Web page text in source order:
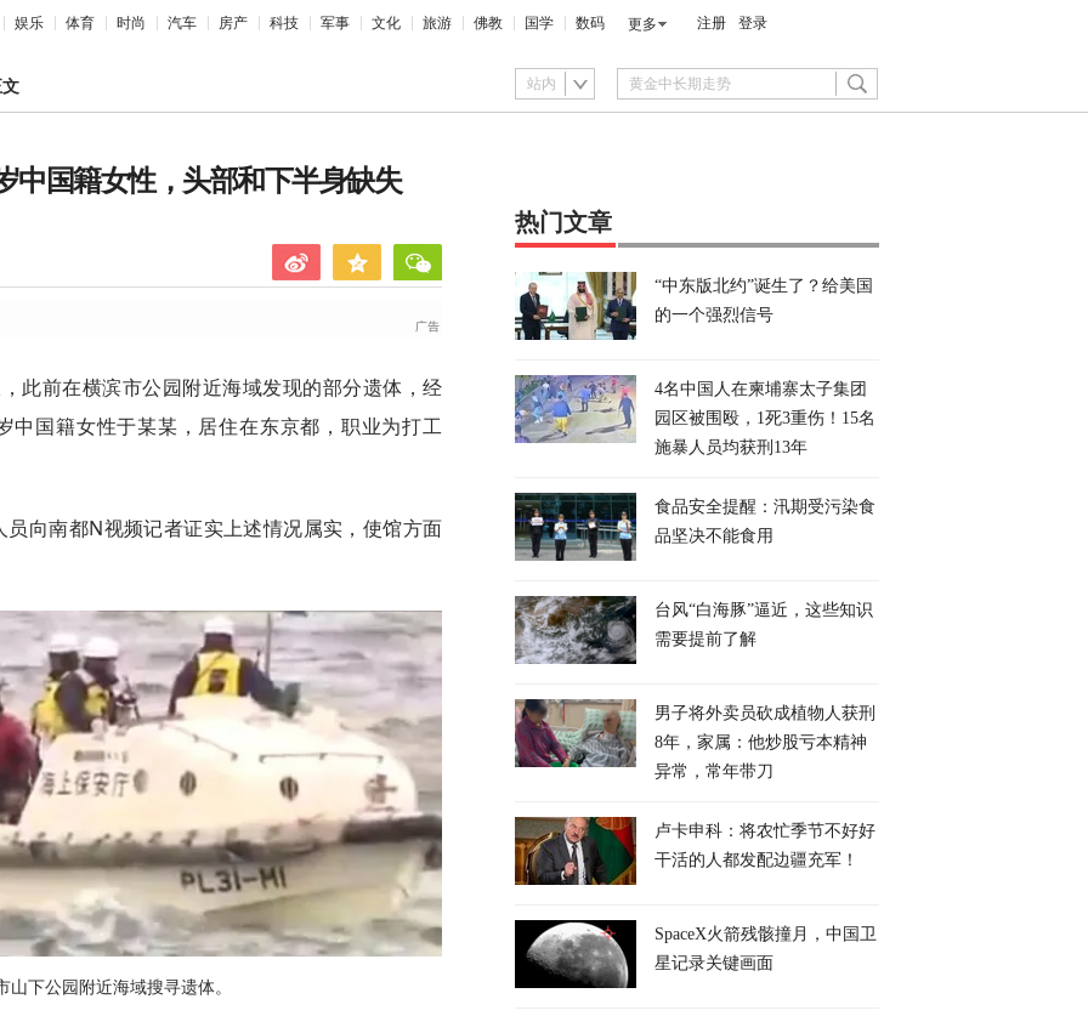
娱乐 体育 时尚 汽车 房产 科技 军事 文化 旅游 佛教 国学 数码 更多 注册 登录
站内
中国籍女性，头部和下半身缺失
此前在横滨市公园附近海域发现的部分遗体，经
中国籍女性于某某，居住在东京都，职业为打工
向南都N视频记者证实上述情况属实，使馆方面
山下公园附近海域搜寻遗体。
热门文章
“中东版北约”诞生了？给美国
的一个强烈信号
4名中国人在柬埔寨太子集团
园区被围殴，1死3重伤！15名
施暴人员均获刑13年
食品安全提醒：汛期受污染食
品坚决不能食用
台风“白海豚”逼近，这些知识
需要提前了解
男子将外卖员砍成植物人获刑
8年，家属：他炒股亏本精神
异常，常年带刀
卢卡申科：将农忙季节不好好
干活的人都发配边疆充军！
SpaceX火箭残骸撞月，中国卫
星记录关键画面